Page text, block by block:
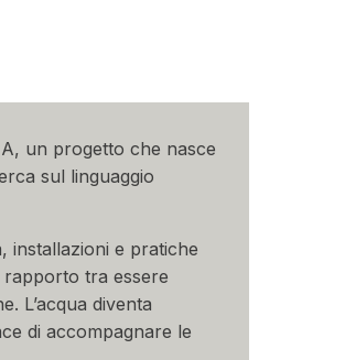
un progetto che nasce
sul linguaggio
installazioni e pratiche
tra essere
L’acqua diventa
di accompagnare le